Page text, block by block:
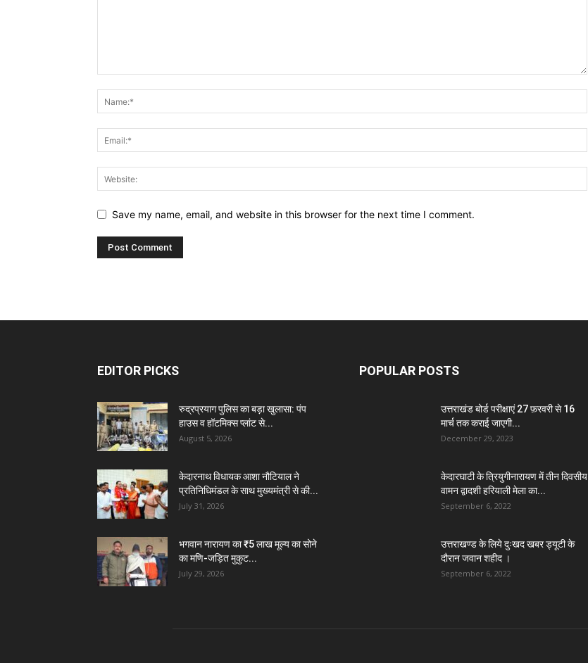
Save my name, email, and website in this browser for the next time I comment.
EDITOR PICKS
रुद्रप्रयाग पुलिस का बड़ा खुलासा: पंप
हाउस व हॉटमिक्स प्लांट से...
August 5, 2026
केदारनाथ विधायक आशा नौटियाल ने
प्रतिनिधिमंडल के साथ मुख्यमंत्री से की...
July 31, 2026
भगवान नारायण का ₹5 लाख मूल्य का सोने
का मणि-जड़ित मुकुट...
July 29, 2026
POPULAR POSTS
उत्तराखंड बोर्ड परीक्षाएं 27 फ़रवरी से 16
मार्च तक कराई जाएगी...
December 29, 2023
केदारघाटी के त्रियुगीनारायण में तीन दिवसीय
वामन द्वादशी हरियाली मेला का...
September 6, 2022
उत्तराखण्ड के लिये दुःखद खबर ड्यूटी के
दौरान जवान शहीद ।
September 6, 2022